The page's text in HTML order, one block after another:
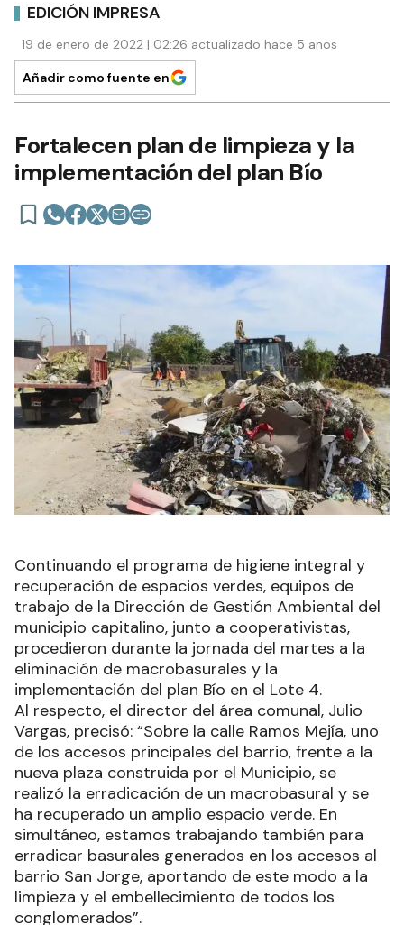
EDICIÓN IMPRESA
19 de enero de 2022 | 02:26 actualizado hace 5 años
Añadir como fuente en
Fortalecen plan de limpieza y la
implementación del plan Bío
Continuando el programa de higiene integral y
recuperación de espacios verdes, equipos de
trabajo de la Dirección de Gestión Ambiental del
municipio capitalino, junto a cooperativistas,
procedieron durante la jornada del martes a la
eliminación de macrobasurales y la
implementación del plan Bío en el Lote 4.
Al respecto, el director del área comunal, Julio
Vargas, precisó: “Sobre la calle Ramos Mejía, uno
de los accesos principales del barrio, frente a la
nueva plaza construida por el Municipio, se
realizó la erradicación de un macrobasural y se
ha recuperado un amplio espacio verde. En
simultáneo, estamos trabajando también para
erradicar basurales generados en los accesos al
barrio San Jorge, aportando de este modo a la
limpieza y el embellecimiento de todos los
conglomerados”.